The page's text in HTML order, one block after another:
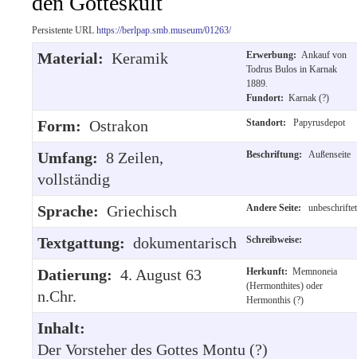
Persistente URL https://berlpap.smb.museum/01263/
Material: Keramik Erwerbung: Ankauf von
Todrus Bulos in Karnak
1889.
Fundort: Karnak (?)
Form: Ostrakon Standort: Papyrusdepot
Umfang: 8 Zeilen,
vollständig
Beschriftung: Außenseite
Sprache: Griechisch Andere Seite: unbeschriftet
Textgattung: dokumentarisch Schreibweise:
Datierung: 4. August 63
n.Chr.
Herkunft: Memnoneia
(Hermonthites) oder
Hermonthis (?)
Inhalt:
Der Vorsteher des Gottes Montu (?)